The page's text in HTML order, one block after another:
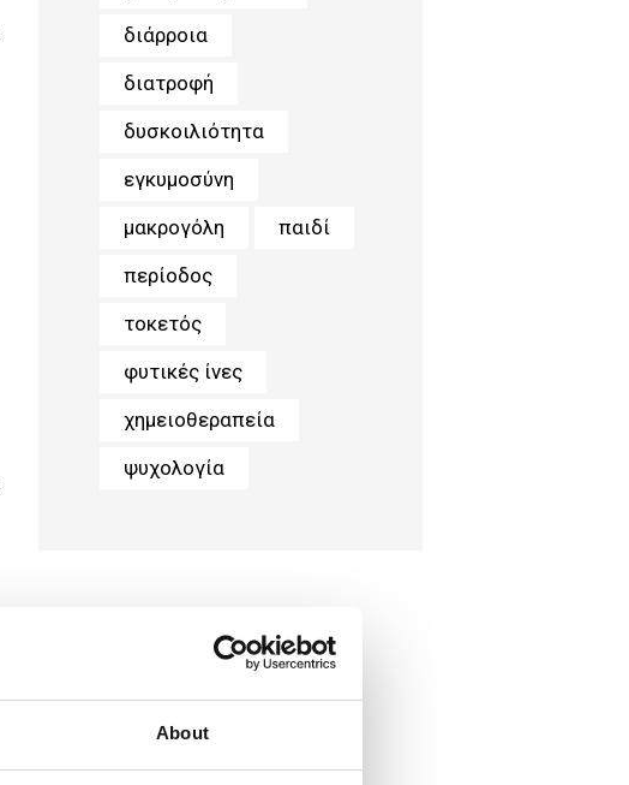
About
διάρροια
διατροφή
δυσκοιλιότητα
εγκυμοσύνη
μακρογόλη
παιδί
περίοδος
τοκετός
φυτικές ίνες
χημειοθεραπεία
ψυχολογία